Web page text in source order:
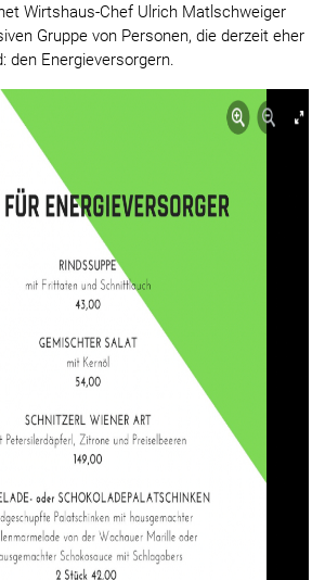
Wirtshaus-Chef Ulrich Matlschweiger
Gruppe von Personen, die derzeit eher
den Energieversorgern.